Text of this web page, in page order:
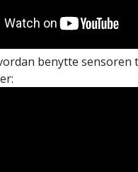
benytte sensoren